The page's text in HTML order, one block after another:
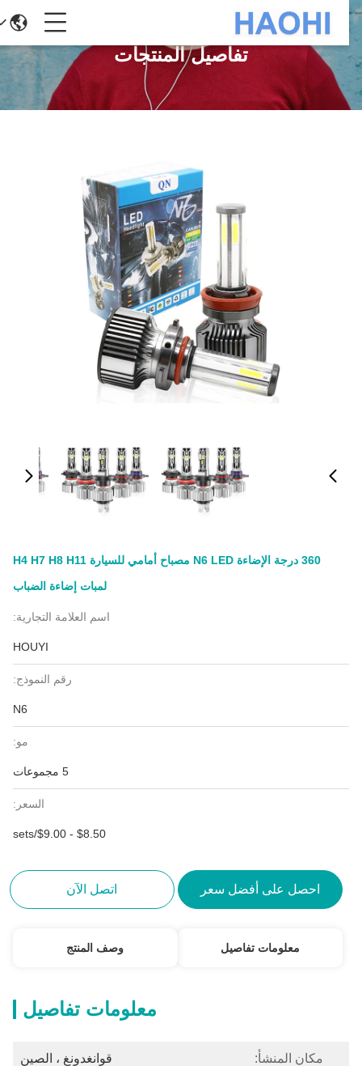
تفاصيل المنتجات
360 درجة الإضاءة N6 LED مصباح أمامي للسيارة H4 H7 H8 H11
لمبات إضاءة الضباب
اسم العلامة التجارية:
HOUYI
رقم النموذج:
N6
مو:
5 مجموعات
السعر:
$8.50 - $9.00/sets
احصل على أفضل سعر اتصل الآن
معلومات تفاصيل وصف المنتج
معلومات تفاصيل
مكان المنشأ: قوانغدونغ ، الصين